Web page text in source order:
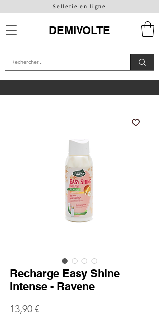
Sellerie en ligne
DEMIVOLTE
Recharge Easy Shine
Intense - Ravene
13,90 €Prix